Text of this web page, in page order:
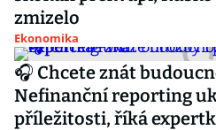
zmizelo
Ekonomika
🎧 Chcete znát
Nefinanční reporting
příležitosti, říká